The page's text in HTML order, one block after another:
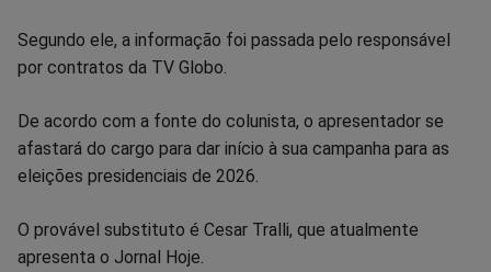
FacebookWhatsappTwitter MessengerTelegramGettr
Segundo ele, a informação foi passada pelo responsável
por contratos da TV Globo.
De acordo com a fonte do colunista, o apresentador se
afastará do cargo para dar início à sua campanha para as
eleições presidenciais de 2026.
O provável substituto é Cesar Tralli, que atualmente
apresenta o Jornal Hoje.